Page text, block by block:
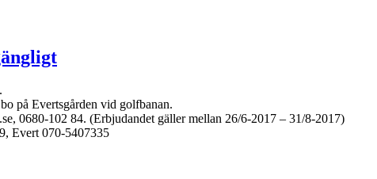
på Evertsgården vid golfbanan.
0680-102 84. (Erbjudandet gäller mellan 26/6-2017 – 31/8-2017)
Evert 070-5407335